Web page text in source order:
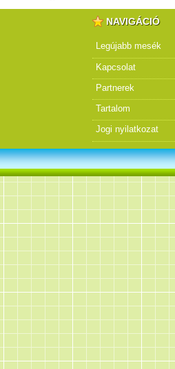
NAVIGÁCIÓ
Legújabb mesék
Kapcsolat
Partnerek
Tartalom
Jogi nyilatkozat